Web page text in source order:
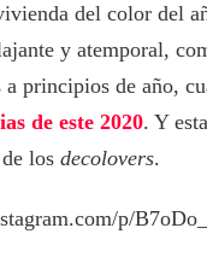
del color del
y atemporal,
a principios de año,
de este 2020. Y
los decolovers.
p/